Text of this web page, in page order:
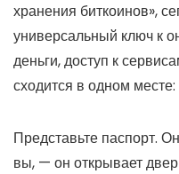
хранения биткоинов»,
универсальный ключ к
деньги, доступ к
сходится в одном
Представьте паспорт.
вы, — он открывает